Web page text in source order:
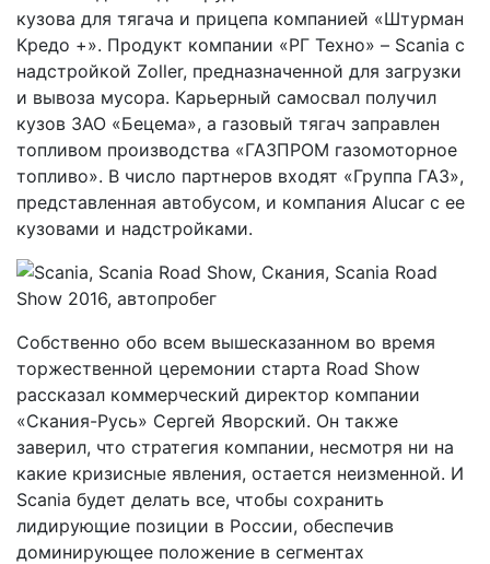
кузова для тягача и прицепа компанией «Штурман
Кредо +». Продукт компании «РГ Техно» – Scania с
надстройкой Zoller, предназначенной для загрузки
и вывоза мусора. Карьерный самосвал получил
кузов ЗАО «Бецема», а газовый тягач заправлен
топливом производства «ГАЗПРОМ газомоторное
топливо». В число партнеров входят «Группа ГАЗ»,
представленная автобусом, и компания Alucar с ее
кузовами и надстройками.
Собственно обо всем вышесказанном во время
торжественной церемонии старта Road Show
рассказал коммерческий директор компании
«Скания-Русь» Сергей Яворский. Он также
заверил, что стратегия компании, несмотря ни на
какие кризисные явления, остается неизменной. И
Scania будет делать все, чтобы сохранить
лидирующие позиции в России, обеспечив
доминирующее положение в сегментах